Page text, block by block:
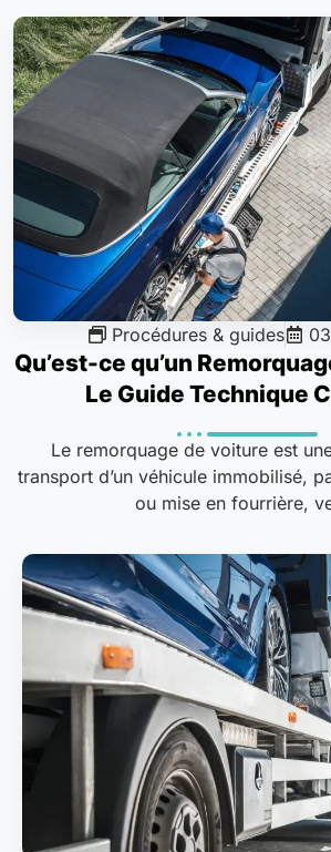
Procédures & guides
Qu’est-ce qu’un
Le Guide Technique
Le remorquage de voiture est
transport d’un véhicule immobilisé,
ou mise en fourrière,